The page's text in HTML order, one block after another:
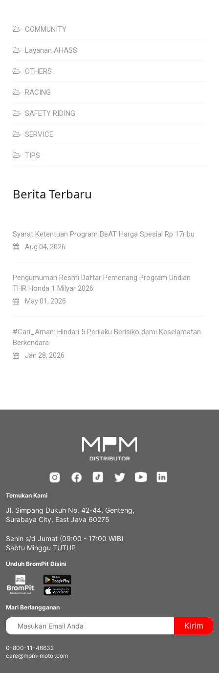
COMMUNITY
Layanan AHASS
OTHERS
RACING
SAFETY RIDING
SERVICE
TIPS
Berita Terbaru
Syarat Ketentuan Program BeAT Harga Spesial Rp 17ribu
Aug 04, 2026
Pengumuman Resmi Daftar Pemenang Program Undian
THR Honda 1 Milyar 2026
May 01, 2026
#Cari_Aman: Hindari 5 Perilaku Berisiko demi Keselamatan
Berkendara
Jan 28, 2026
Temukan Kami
Jl. Simpang Dukuh No. 42-44, Genteng,
Surabaya City, East Java 60275
Senin s/d Jumat (09:00 - 17:00 WIB)
Sabtu Minggu TUTUP
Unduh BromPit Disini
Mari Berlangganan
Kirim
0-800-11-46632
care@mpm-motor.com